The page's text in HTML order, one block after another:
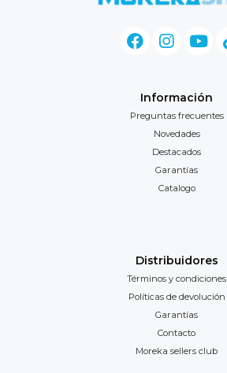
Información
Preguntas frecuentes
Novedades
Destacados
Garantías
Catalogo
Distribuidores
Términos y condiciones
Políticas de devolución
Garantías
Contacto
Moreka sellers club